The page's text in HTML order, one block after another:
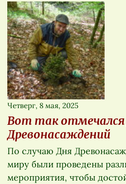
Четверг, 8 мая, 2025
Вот так отмечался
Древонасаждений
По случаю Дня
миру были проведены
мероприятия, чтобы